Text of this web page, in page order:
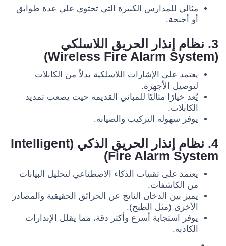
مثالي للمدارس الكبيرة التي تحتوي على عدة طوابق
أو أجنحة.
3. نظام إنذار الحريق اللاسلكي
(Wireless Fire Alarm System)
يعتمد على الإشارات اللاسلكية بدلاً من الكابلات
لتوصيل الأجهزة.
يُعد خيارًا مثاليًا للمباني القديمة حيث يصعب تمديد
الكابلات.
يوفر سهولة التركيب والصيانة.
4. نظام إنذار الحريق الذكي (Intelligent
Fire Alarm System)
يعتمد على تقنيات الذكاء الاصطناعي لتحليل البيانات
من الكاشفات.
يميز بين الدخان الناتج عن الحرائق الحقيقية والمصادر
الأخرى (مثل الطبخ).
يوفر استجابة أسرع وأكثر دقة، مما يقلل الإنذارات
الكاذبة.